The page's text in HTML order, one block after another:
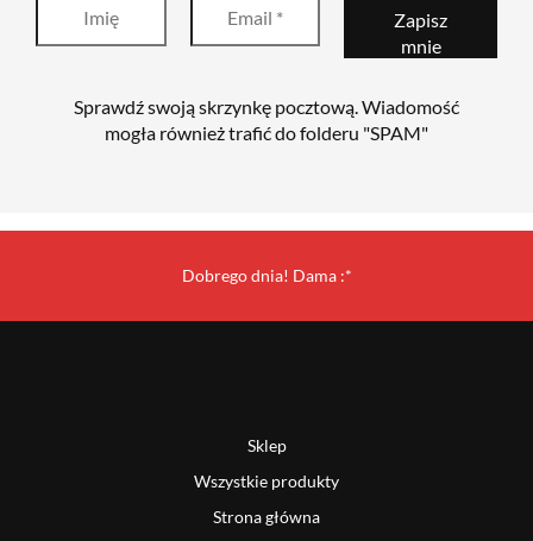
Sprawdź swoją skrzynkę pocztową. Wiadomość
mogła również trafić do folderu "SPAM"
Dobrego dnia! Dama :*
Sklep
Wszystkie produkty
Strona główna